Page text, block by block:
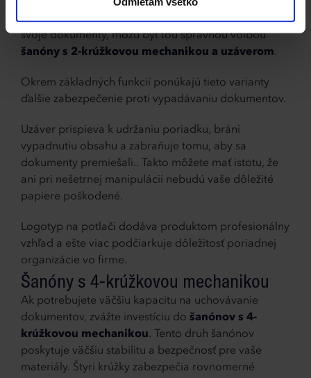
Pre tých, ktorí hľadajú trochu väčšiu ochranu pre
svoje dokumenty, môžu byť tou správnou voľbou
šanóny s 2-krúžkovou mechanikou a uzáverom.
Okrem základných funkcií ponúkajú tieto varianty
ďalšie zabezpečenie proti vypadávaniu dokumentov.
Uzáver prispieva k udržaniu poriadku, bráni
vypadnutiu obsahu a zabraňuje tomu, aby sa
dokumenty premiešali.. Takto môžete mať istotu, že
ani pri nešetrnej manipulácii nebudú vaše dôležité
papiere poškodené.
Logotyp na potlači dodáva produktom profesionálny
vzhľad a ešte viac podčiarkuje dôležitosť poriadnej
organizácie vo firme.
Šanóny s 4-krúžkovou mechanikou
Ak potrebujete väčšiu kapacitu na uchovávanie
dokumentov, zvážte investíciu do šanónov s 4-
krúžkovou mechanikou. Tento druh šanónov
poskytuje väčšiu stabilitu a bezpečnosť pre vaše
materiály. Štyri krúžky zabezpečia rovnomerné